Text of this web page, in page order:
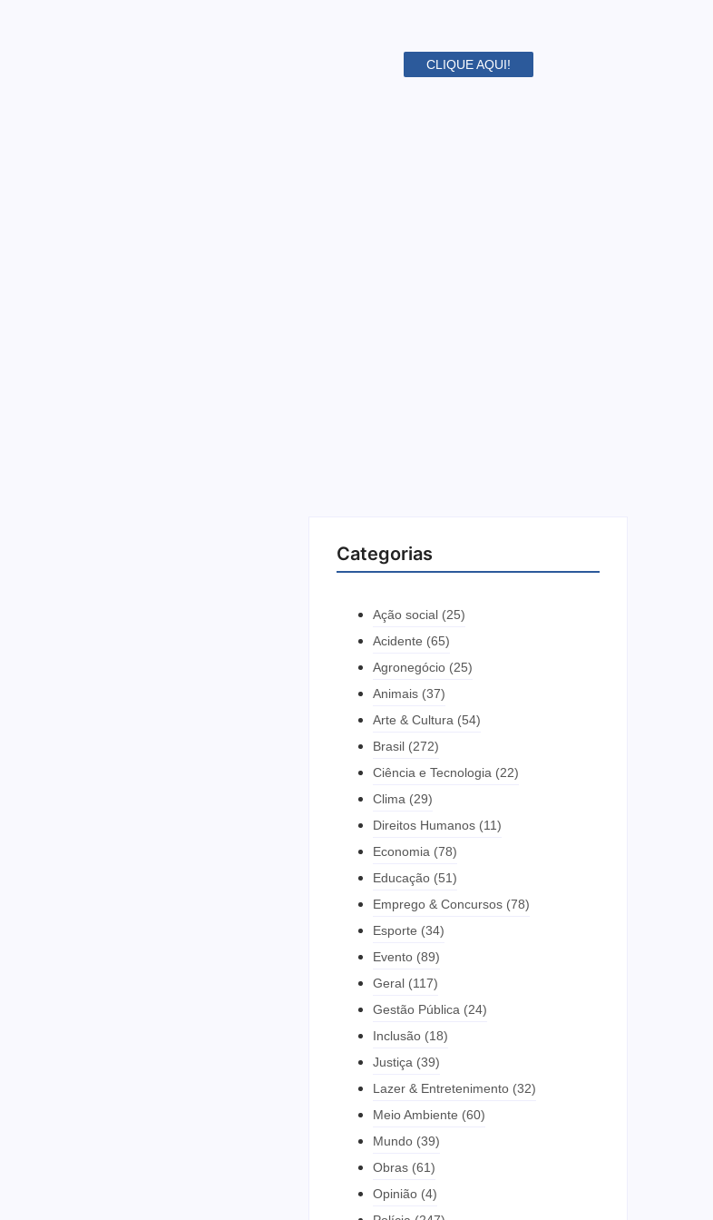
CLIQUE AQUI!
Categorias
Ação social (25)
Acidente (65)
Agronegócio (25)
Animais (37)
Arte & Cultura (54)
Brasil (272)
Ciência e Tecnologia (22)
Clima (29)
Direitos Humanos (11)
Economia (78)
Educação (51)
Emprego & Concursos (78)
Esporte (34)
Evento (89)
Geral (117)
Gestão Pública (24)
Inclusão (18)
Justiça (39)
Lazer & Entretenimento (32)
Meio Ambiente (60)
Mundo (39)
Obras (61)
Opinião (4)